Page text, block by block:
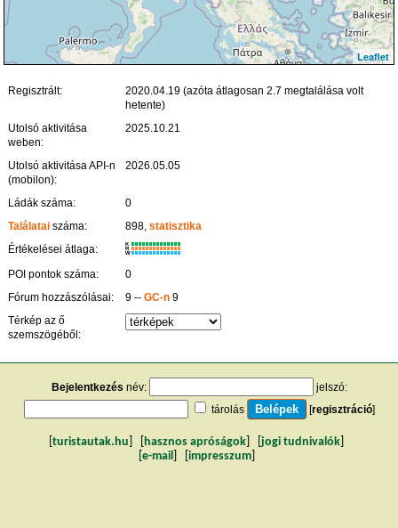
Leaflet
Regisztrált:
2020.04.19 (azóta átlagosan 2.7 megtalálása volt
hetente)
Utolsó aktivitása
weben:
2025.10.21
Utolsó aktivitása API-n
(mobilon):
2026.05.05
Ládák száma:
0
Találatai száma: 898,statisztika
Értékelései átlaga:
K
R
W
POI pontok száma:
0
Fórum hozzászólásai:
9 --GC-n 9
Térkép az ő
szemszögéből:
Bejelentkezés név:
jelszó:
tárolás
[regisztráció]
turistautak.hu hasznos apróságok jogi tudnivalók
e-mail impresszum]